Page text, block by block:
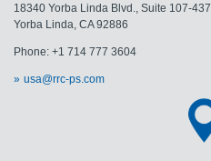
18340 Yorba Linda Blvd., Suite 107-437
​​​​​​​Yorba Linda, CA 92886
Phone: +1 714 777 3604
usa@rrc-ps.com